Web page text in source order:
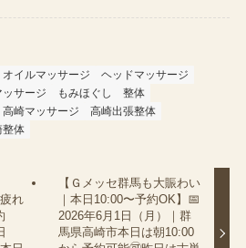
オイルマッサージ
ヘッドマッサージ
ッサージ もみほぐし
整体
高崎マッサージ
高崎出張整体
整体
れ
【Ｇメッセ群馬も大賑わい
｜本日10:00〜予約OK】📅
2026年6月1日（月）｜群
馬県高崎市本日は朝10:00